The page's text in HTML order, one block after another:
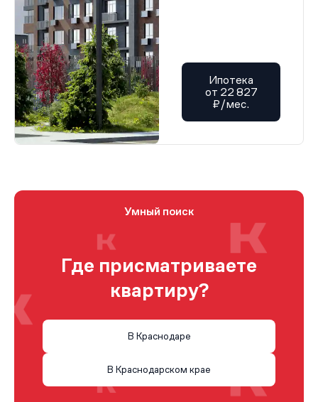
Ипотека
от 22 827
₽/мес.
Умный поиск
Где присматриваете
квартиру?
В Краснодаре
В Краснодарском крае